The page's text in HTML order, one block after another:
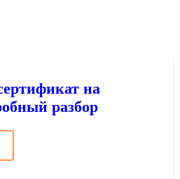
на
разбор